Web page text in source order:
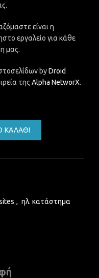
είναι η
εργαλείο για κάθε
μας.
byDroid
της Alpha NetworX.
ΚΑΛΆΘΙ
, ηλ. κατάστημα